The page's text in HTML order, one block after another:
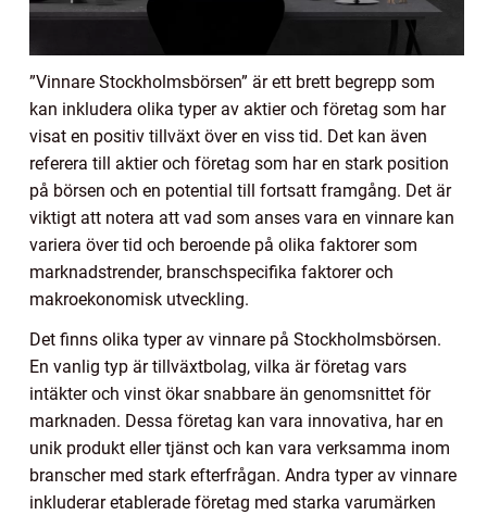
”Vinnare Stockholmsbörsen” är ett brett begrepp som
kan inkludera olika typer av aktier och företag som har
visat en positiv tillväxt över en viss tid. Det kan även
referera till aktier och företag som har en stark position
på börsen och en potential till fortsatt framgång. Det är
viktigt att notera att vad som anses vara en vinnare kan
variera över tid och beroende på olika faktorer som
marknadstrender, branschspecifika faktorer och
makroekonomisk utveckling.
Det finns olika typer av vinnare på Stockholmsbörsen.
En vanlig typ är tillväxtbolag, vilka är företag vars
intäkter och vinst ökar snabbare än genomsnittet för
marknaden. Dessa företag kan vara innovativa, har en
unik produkt eller tjänst och kan vara verksamma inom
branscher med stark efterfrågan. Andra typer av vinnare
inkluderar etablerade företag med starka varumärken